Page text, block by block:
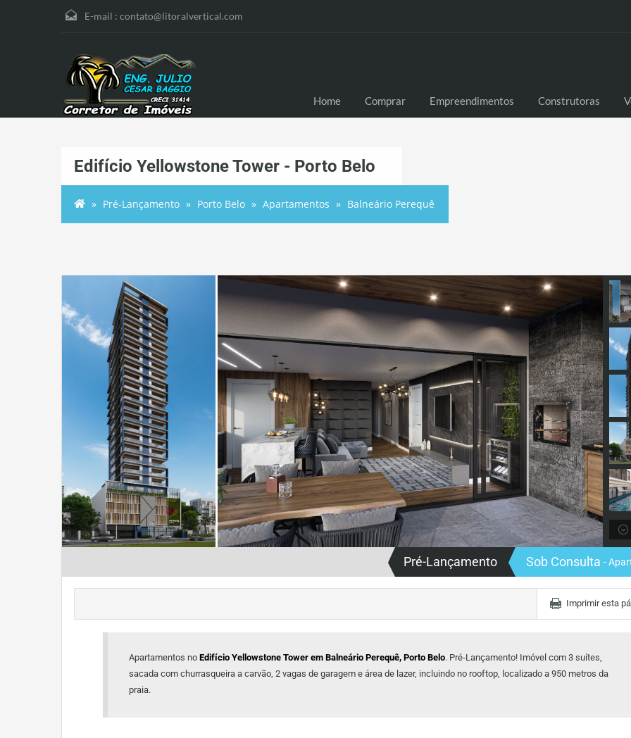
E-mail : contato@litoralvertical.com
Home Comprar Empreendimentos Construtoras
Edifício Yellowstone Tower - Porto Belo
Pré-Lançamento Porto Belo Apartamentos Balneário Perequê
Pré-Lançamento Sob Consulta -
Imprimir esta
Apartamentos no Edifício Yellowstone Tower em Balneário Perequê, Porto Belo. Pré-Lançamento! Imóvel com 3 suítes,
sacada com churrasqueira a carvão, 2 vagas de garagem e área de lazer, incluindo no rooftop, localizado a 950 metros da
praia.